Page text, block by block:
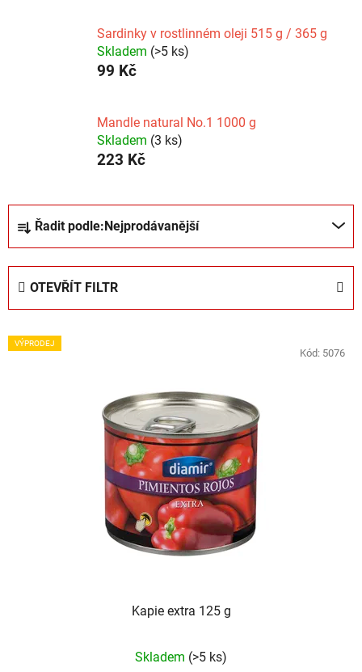
Sardinky v rostlinném oleji 515 g / 365 g
Skladem (>5 ks)
99 Kč
Mandle natural No.1 1000 g
Skladem (3 ks)
223 Kč
Ř
a
z
n
p
Řadit podle:Nejprodávanější
OTEVŘÍT FILTR
V
ý
VÝPRODEJ
Kapie extra 125 g
Skladem (>5 ks)
Kód: 5076